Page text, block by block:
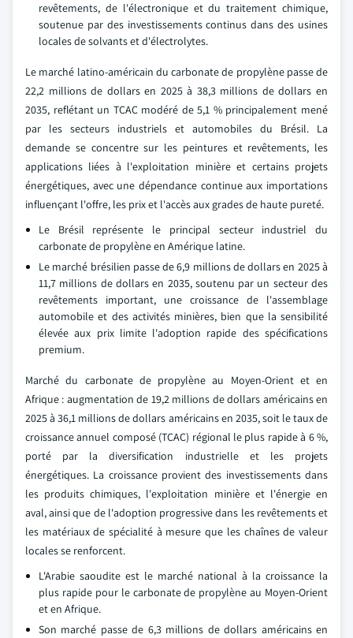
revêtements, de l'électronique et du traitement chimique,
soutenue par des investissements continus dans des usines
locales de solvants et d'électrolytes.
Le marché latino-américain du carbonate de propylène passe de
22,2 millions de dollars en 2025 à 38,3 millions de dollars en
2035, reflétant un TCAC modéré de 5,1 % principalement mené
par les secteurs industriels et automobiles du Brésil. La
demande se concentre sur les peintures et revêtements, les
applications liées à l'exploitation minière et certains projets
énergétiques, avec une dépendance continue aux importations
influençant l'offre, les prix et l'accès aux grades de haute pureté.
Le Brésil représente le principal secteur industriel du
carbonate de propylène en Amérique latine.
Le marché brésilien passe de 6,9 millions de dollars en 2025 à
11,7 millions de dollars en 2035, soutenu par un secteur des
revêtements important, une croissance de l'assemblage
automobile et des activités minières, bien que la sensibilité
élevée aux prix limite l'adoption rapide des spécifications
premium.
Marché du carbonate de propylène au Moyen-Orient et en
Afrique : augmentation de 19,2 millions de dollars américains en
2025 à 36,1 millions de dollars américains en 2035, soit le taux de
croissance annuel composé (TCAC) régional le plus rapide à 6 %,
porté par la diversification industrielle et les projets
énergétiques. La croissance provient des investissements dans
les produits chimiques, l'exploitation minière et l'énergie en
aval, ainsi que de l'adoption progressive dans les revêtements et
les matériaux de spécialité à mesure que les chaînes de valeur
locales se renforcent.
L'Arabie saoudite est le marché national à la croissance la
plus rapide pour le carbonate de propylène au Moyen-Orient
et en Afrique.
Son marché passe de 6,3 millions de dollars américains en